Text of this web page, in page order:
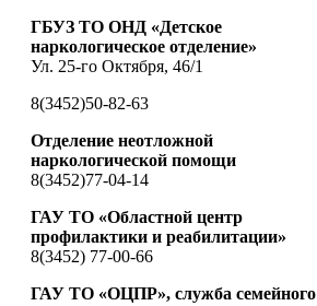
ГБУЗ ТО ОНД «Детское
наркологическое отделение»
Ул. 25-го Октября, 46/1
8(3452)50-82-63
Отделение неотложной
наркологической помощи
8(3452)77-04-14
ГАУ ТО «Областной центр
профилактики и реабилитации»
8(3452) 77-00-66
ГАУ ТО «ОЦПР», служба семейного